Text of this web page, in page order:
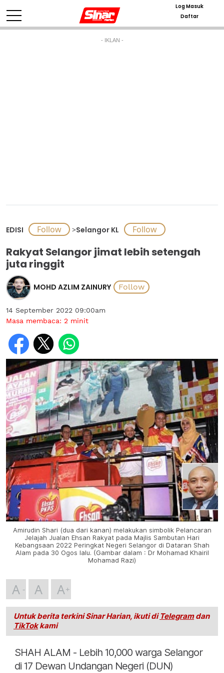
Log Masuk
Daftar
- IKLAN -
EDISI >Selangor KL
Rakyat Selangor jimat lebih setengah
juta ringgit
MOHD AZLIM ZAINURY
14 September 2022 09:00am
Masa membaca: 2 minit
Amirudin Shari (dua dari kanan) melakukan simbolik Pelancaran
Jelajah Jualan Ehsan Rakyat pada Majlis Sambutan Hari
Kebangsaan 2022 Peringkat Negeri Selangor di Dataran Shah
Alam pada 30 Ogos lalu. (Gambar dalam : Dr Mohamad Khairil
Mohamad Razi)
A A A
Untuk berita terkini Sinar Harian, ikuti di Telegramdan
TikTokkami
SHAH ALAM - Lebih 10,000 warga Selangor
di 17 Dewan Undangan Negeri (DUN)